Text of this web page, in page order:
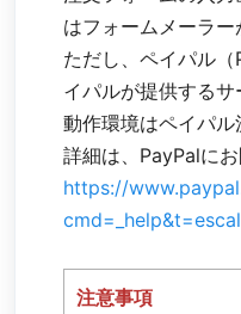
はフォームメーラー
ただし、ペイパル
イパルが提供するサ
動作環境はペイパル
詳細は、PayPalにお
https://
注意事項